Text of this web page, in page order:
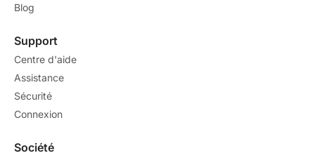
Blog
Support
Centre d'aide
Assistance
Sécurité
Connexion
Société